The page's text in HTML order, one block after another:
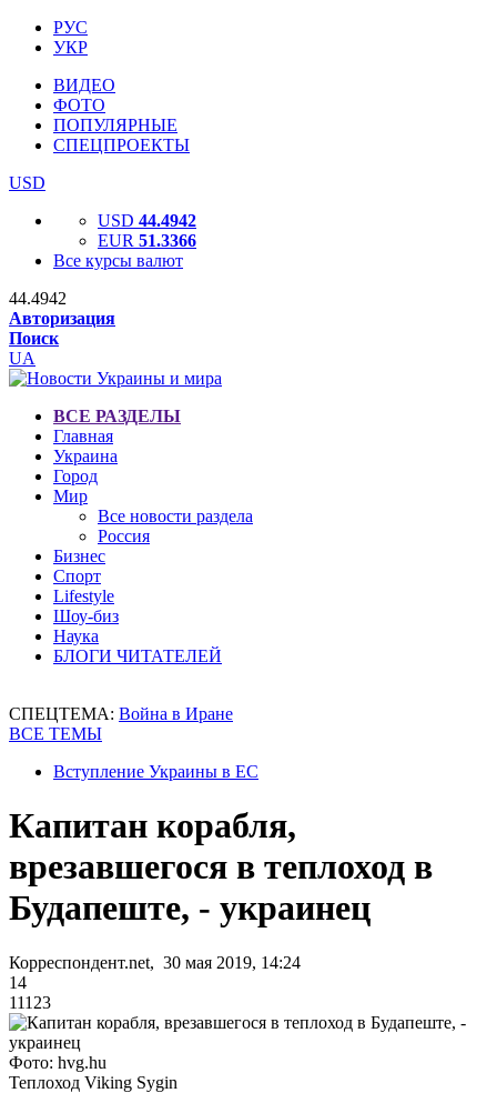
РУС
УКР
ВИДЕО
ФОТО
ПОПУЛЯРНЫЕ
СПЕЦПРОЕКТЫ
USD
USD 44.4942
EUR 51.3366
Все курсы валют
44.4942
Авторизация
Поиск
UA
ВСЕ РАЗДЕЛЫ
Главная
Украина
Город
Мир
Все новости раздела
Россия
Бизнес
Спорт
Lifestyle
Шоу-биз
Наука
БЛОГИ ЧИТАТЕЛЕЙ
СПЕЦТЕМА: Война в Иране
ВСЕ ТЕМЫ
Вступление Украины в ЕС
Капитан корабля,
врезавшегося в теплоход в
Будапеште, - украинец
Корреспондент.net, 30 мая 2019, 14:24
14
11123
Фото: hvg.hu
Теплоход Viking Sygin